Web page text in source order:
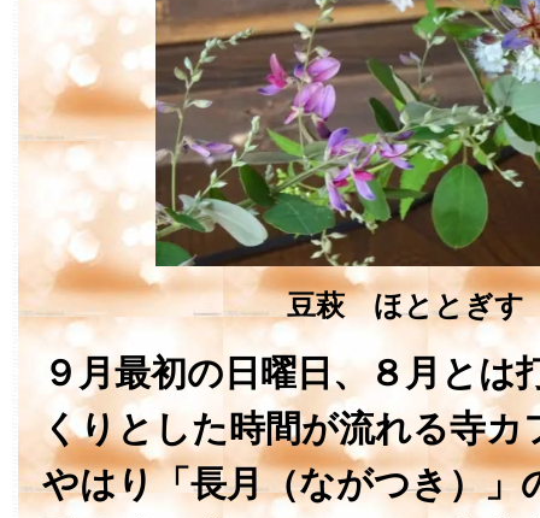
豆萩 ほととぎ
９月最初の日曜日、８月とは
くりとした時間が流れる寺
やはり「長月（ながつき）」